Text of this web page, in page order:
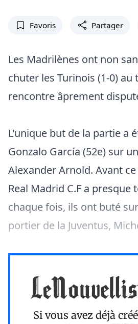
Favoris Partager
Les Madrilènes ont non
chuter les Turinois (1-0) au
rencontre âprement
L'unique but de la partie a
Gonzalo García (52e) sur
Alexander Arnold. Avant
Real Madrid C.F a presque
chaque fois, ils ont buté
portier de la Juventus,
Si vous avez déjà